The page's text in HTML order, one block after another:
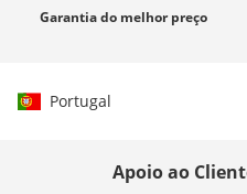
Garantiado melhor preço
Portugal
Apoio ao